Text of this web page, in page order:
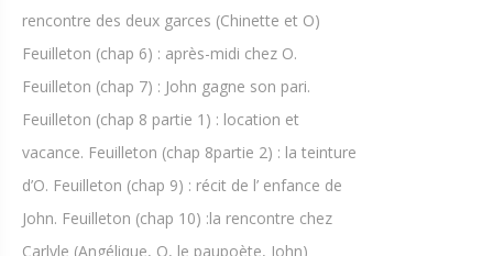
rencontre des deux garces (Chinette et O)
Feuilleton (chap 6) : après-midi chez O.
Feuilleton (chap 7) : John gagne son pari.
Feuilleton (chap 8 partie 1) : location et
vacance. Feuilleton (chap 8partie 2) : la teinture
d’O. Feuilleton (chap 9) : récit de l’ enfance de
John. Feuilleton (chap 10) :la rencontre chez
Carlyle (Angélique, O, le paupoète, John)